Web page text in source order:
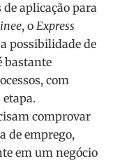
aplicação para
, o Express
possibilidade de
bastante
com
comprovar
de emprego,
em um negócio